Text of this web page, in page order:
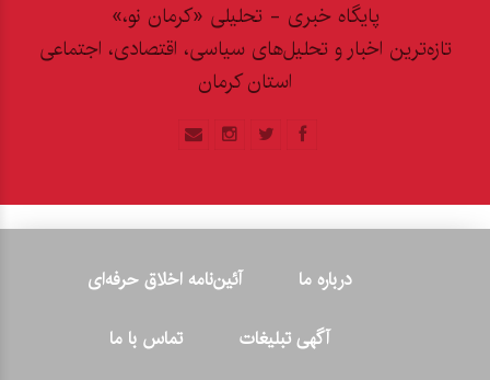
پایگاه خبری - تحلیلی «کرمان نو،»
تازه‌ترین اخبار و تحلیل‌های سیاسی، اقتصادی، اجتماعی
استان کرمان
درباره ما
آئین‌نامه اخلاق حرفه‌ای
آگهی تبلیغات
تماس با ما